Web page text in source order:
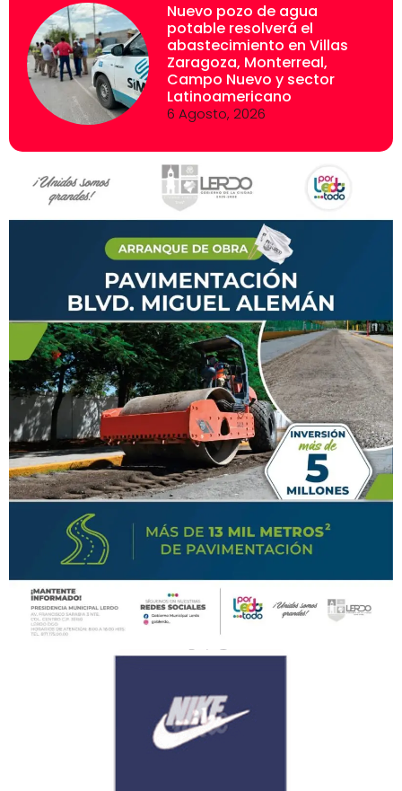
Nuevo pozo de agua
potable resolverá el
abastecimiento en Villas
Zaragoza, Monterreal,
Campo Nuevo y sector
Latinoamericano
6 Agosto, 2026